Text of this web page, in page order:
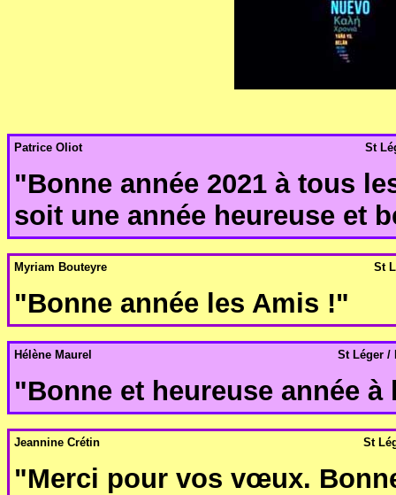
Patrice Oliot St
"Bonne année 2021 à tous
soit une année heureuse et
Myriam Bouteyre St
"Bonne année les Amis !"
Hélène Maurel St Léger /
"Bonne et heureuse année
Jeannine Crétin St
"Merci pour vos vœux.